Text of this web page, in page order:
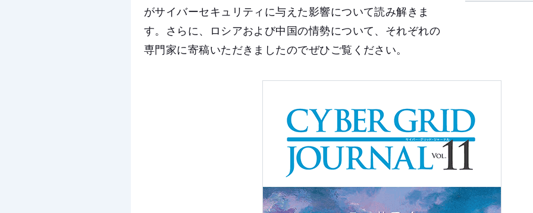
がサイバーセキュリティに与えた影響について読み解きま
す。さらに、ロシアおよび中国の情勢について、それぞれの
専門家に寄稿いただきましたのでぜひご覧ください。